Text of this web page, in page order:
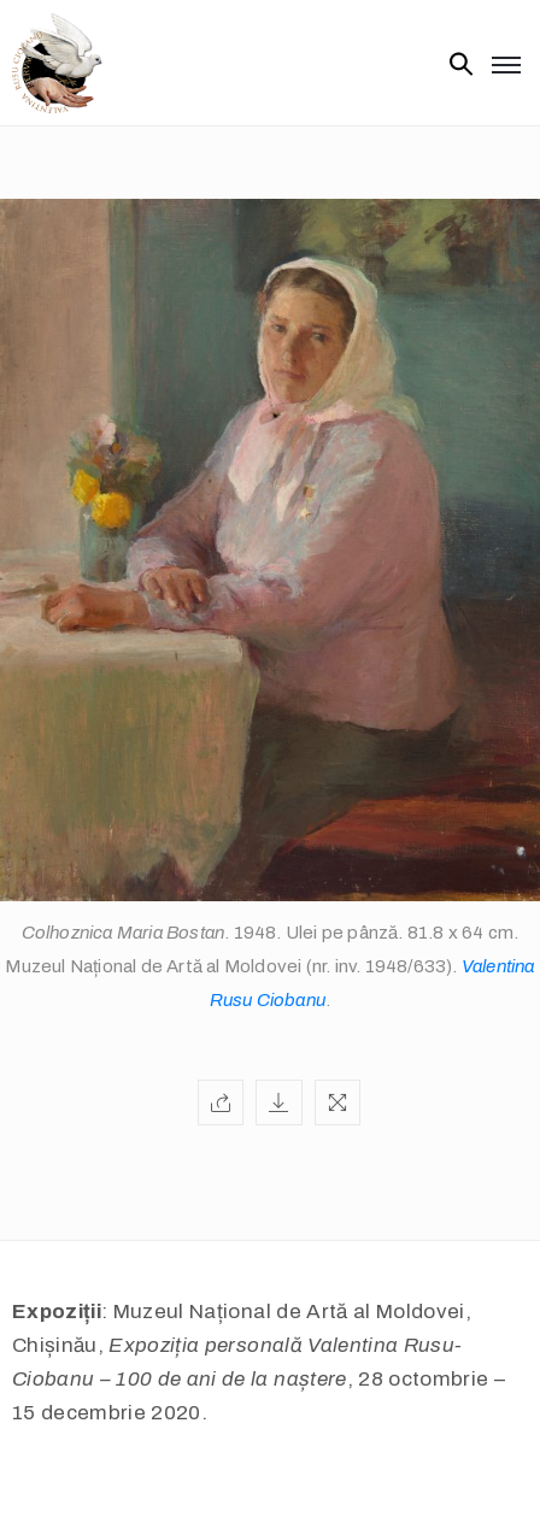
Biografie
Opere
‘85
Publicații
info@valentinarusuciobanu.com
/
Colhoznica Maria Bostan. 1948. Ulei pe pânză. 81.8 x 64 cm.
Muzeul Național de Artă al Moldovei (nr. inv. 1948/633). Valentina
Rusu Ciobanu.
Expoziții: Muzeul Național de Artă al Moldovei,
Chișinău,Expoziția personală Valentina Rusu-
Ciobanu – 100 de ani de la naștere, 28 octombrie –
15 decembrie 2020.